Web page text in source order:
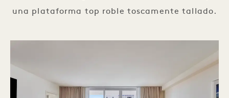
una plataforma top roble toscamente tallado.